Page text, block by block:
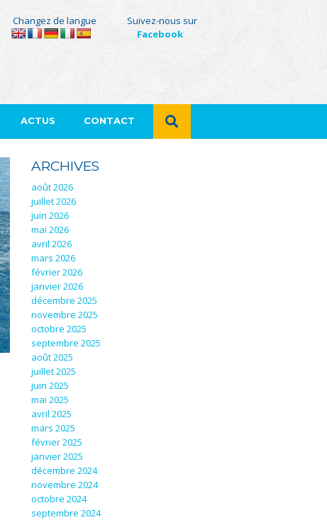
Changez de langue
Suivez-nous sur
Facebook
ACTUS CONTACT
ARCHIVES
août 2026
juillet 2026
juin 2026
mai 2026
avril 2026
mars 2026
février 2026
janvier 2026
décembre 2025
novembre 2025
octobre 2025
septembre 2025
août 2025
juillet 2025
juin 2025
mai 2025
avril 2025
mars 2025
février 2025
janvier 2025
décembre 2024
novembre 2024
octobre 2024
septembre 2024